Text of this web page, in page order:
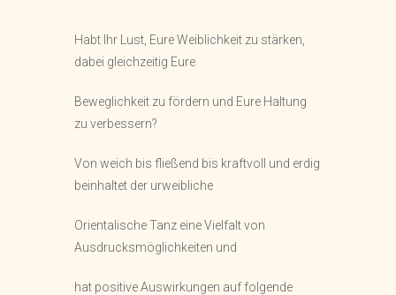
Habt Ihr Lust, Eure Weiblichkeit zu stärken,
dabei gleichzeitig Eure
Beweglichkeit zu fördern und Eure Haltung
zu verbessern?
Von weich bis fließend bis kraftvoll und erdig
beinhaltet der urweibliche
Orientalische Tanz eine Vielfalt von
Ausdrucksmöglichkeiten und
hat positive Auswirkungen auf folgende